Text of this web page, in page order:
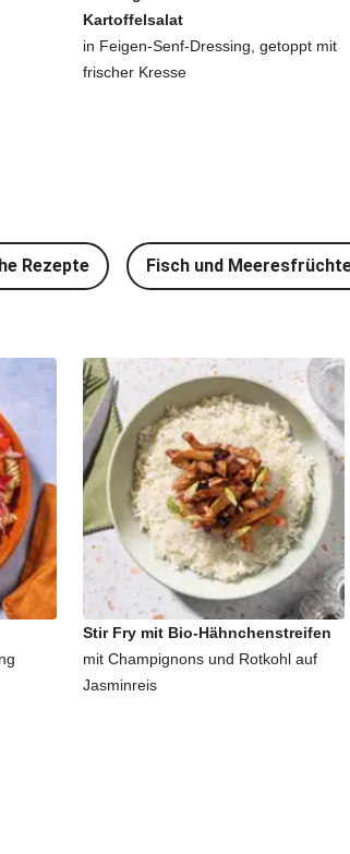
Kartoffelsalat
in Feigen-Senf-Dressing, getoppt mit
frischer Kresse
Rezepte Fisch und
Stir Fry mit Bio-Hähnchenstreifen
mit Champignons und Rotkohl auf
Jasminreis